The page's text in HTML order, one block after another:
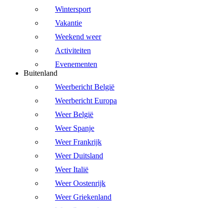
Wintersport
Vakantie
Weekend weer
Activiteiten
Evenementen
Buitenland
Weerbericht België
Weerbericht Europa
Weer België
Weer Spanje
Weer Frankrijk
Weer Duitsland
Weer Italië
Weer Oostenrijk
Weer Griekenland